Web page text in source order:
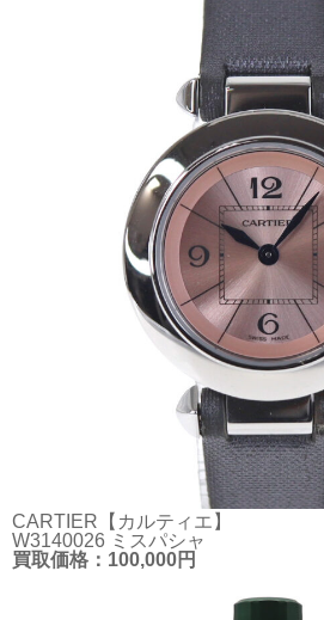
CARTIER【カルティエ】
W3140026 ミスパシャ
買取価格：100,000円